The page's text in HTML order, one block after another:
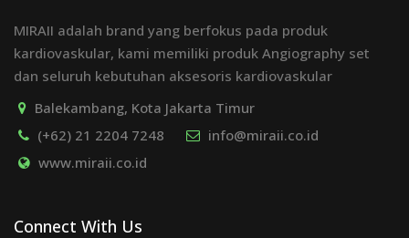
MIRAII adalah brand yang berfokus pada produk
kardiovaskular, kami memiliki produk Angiography set
dan seluruh kebutuhan aksesoris kardiovaskular
Balekambang, Kota Jakarta Timur
(+62) 21 2204 7248
info@miraii.co.id
www.miraii.co.id
Connect With Us